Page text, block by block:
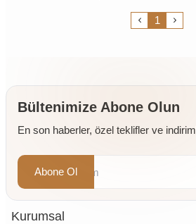
1
Bültenimize Abone Olun
En son haberler, özel teklifler ve
Abone Ol
Kurumsal